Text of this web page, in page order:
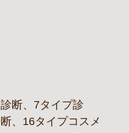
断、7タイプ診
、16タイプコスメ